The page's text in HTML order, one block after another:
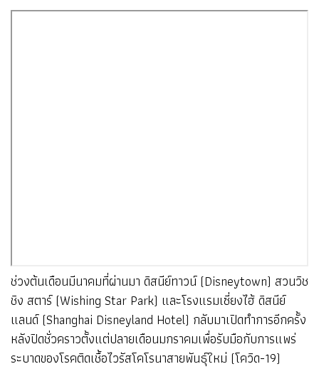
ช่วงต้นเดือนมีนาคมที่ผ่านมา ดิสนีย์ทาวน์ (Disneytown) สวนวิช
ชิง สตาร์ (Wishing Star Park) และโรงแรมเซี่ยงไฮ้ ดิสนีย์
แลนด์ (Shanghai Disneyland Hotel) กลับมาเปิดทำการอีกครั้ง
หลังปิดชั่วคราวตั้งแต่ปลายเดือนมกราคมเพื่อรับมือกับการแพร่
ระบาดของโรคติดเชื้อไวรัสโคโรนาสายพันธุ์ใหม่ (โควิด-19)